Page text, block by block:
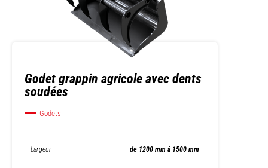
Godet grappin agricole avec dents
soudées
Godets
Largeur de 1200 mm à 1500 mm